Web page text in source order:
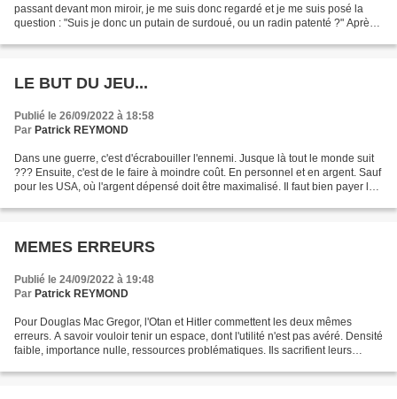
passant devant mon miroir, je me suis donc regardé et je me suis posé la
question : "Suis je donc un putain de surdoué, ou un radin patenté ?" Après
LE BUT DU JEU...
Publié le 26/09/2022 à 18:58
Par Patrick REYMOND
Dans une guerre, c'est d'écrabouiller l'ennemi. Jusque là tout le monde suit
??? Ensuite, c'est de le faire à moindre coût. En personnel et en argent. Sauf
pour les USA, où l'argent dépensé doit être maximalisé. Il faut bien payer les
MEMES ERREURS
Publié le 24/09/2022 à 19:48
Par Patrick REYMOND
Pour Douglas Mac Gregor, l'Otan et Hitler commettent les deux mêmes
erreurs. A savoir vouloir tenir un espace, dont l'utilité n'est pas avéré. Densité
faible, importance nulle, ressources problématiques. Ils sacrifient leurs